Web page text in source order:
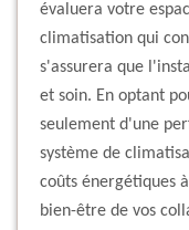
évaluera votre
climatisation qui
s'assurera que
et soin. En optant
seulement d'une
système de
coûts énergétiques
bien-être de vos